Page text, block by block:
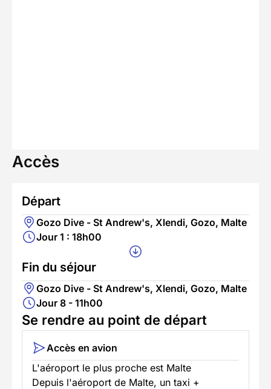
Accès
Départ
Gozo Dive - St Andrew's, Xlendi, Gozo, Malte
Jour 1 : 18h00
Fin du séjour
Gozo Dive - St Andrew's, Xlendi, Gozo, Malte
Jour 8 - 11h00
Se rendre au point de départ
Accès en avion
L'aéroport le plus proche est Malte
Depuis l'aéroport de Malte, un taxi +